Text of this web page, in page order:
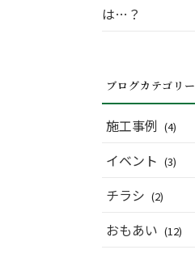
は…？
ブログカテゴリー
施工事例 (4)
イベント (3)
チラシ (2)
おもあい (12)